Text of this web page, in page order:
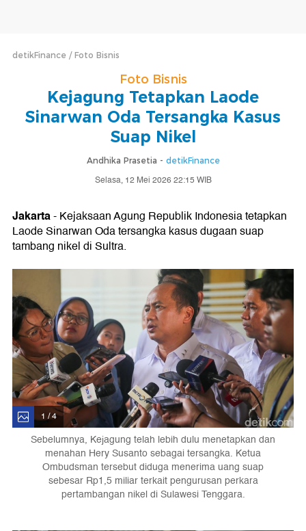
detikFinance Foto Bisnis
Foto Bisnis
Kejagung Tetapkan Laode
Sinarwan Oda Tersangka Kasus
Suap Nikel
Andhika Prasetia - detikFinance
Selasa, 12 Mei 2026 22:15 WIB
Jakarta- Kejaksaan Agung Republik Indonesia tetapkan
Laode Sinarwan Oda tersangka kasus dugaan suap
tambang nikel di Sultra.
1 / 4
Sebelumnya, Kejagung telah lebih dulu menetapkan dan
menahan Hery Susanto sebagai tersangka. Ketua
Ombudsman tersebut diduga menerima uang suap
sebesar Rp1,5 miliar terkait pengurusan perkara
pertambangan nikel di Sulawesi Tenggara.